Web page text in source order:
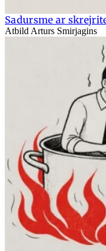
Sadursme ar
Atbild Arturs Smirjagins